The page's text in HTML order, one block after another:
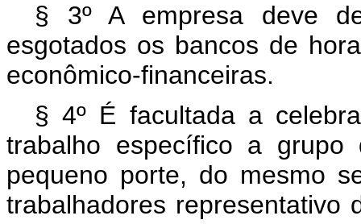
§ 3º A empresa deve
esgotados os bancos de
econômico-financeiras.
§ 4º É facultada a
trabalho específico a grupo
pequeno porte, do mesmo
trabalhadores representativo